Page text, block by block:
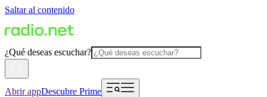
Saltar al contenido
¿Qué deseas escuchar?
Abrir appDescubre Prime